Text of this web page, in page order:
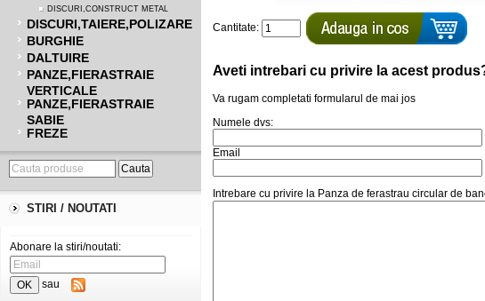
DISCURI,CONSTRUCT METAL
DISCURI,TAIERE,POLIZARE
BURGHIE
DALTUIRE
PANZE,FIERASTRAIE
VERTICALE
PANZE,FIERASTRAIE
SABIE
FREZE
STIRI / NOUTATI
Abonare la stiri/noutati:
sau
Cantitate:
Aveti intrebari cu privire la acest
Va rugam completati formularul de mai jos
Numele dvs:
Email
Intrebare cu privire la Panza de ferastrau circular de